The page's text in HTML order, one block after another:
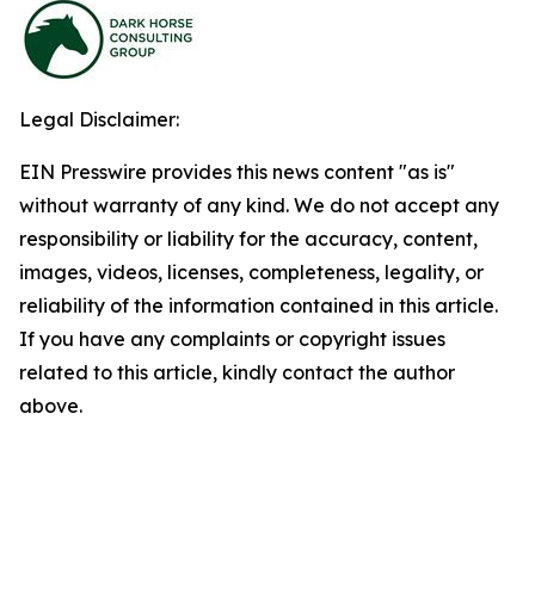
Legal Disclaimer:
EIN Presswire provides this news content "as is"
without warranty of any kind. We do not accept any
responsibility or liability for the accuracy, content,
images, videos, licenses, completeness, legality, or
reliability of the information contained in this article.
If you have any complaints or copyright issues
related to this article, kindly contact the author
above.